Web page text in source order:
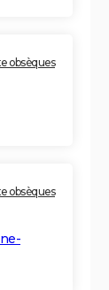
obsèques
obsèques